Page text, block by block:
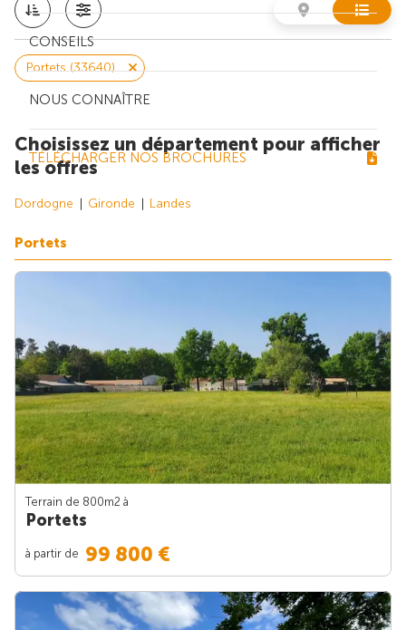
CONSEILS
NOUS CONNAÎTRE
TÉLÉCHARGER NOS BROCHURES
Portets (33640)
Choisissez un département pour afficher
les offres
Dordogne Gironde Landes
Portets
Terrain de 800m2 à
Portets
à partir de 99 800 €